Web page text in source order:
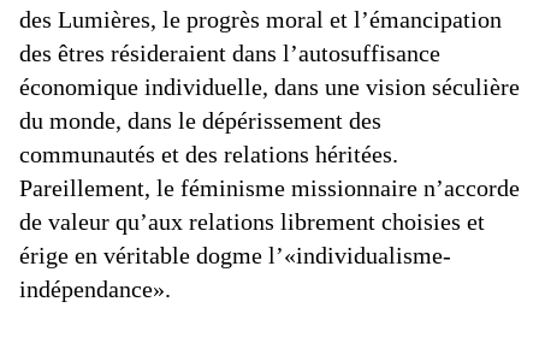
des Lumières, le progrès moral et l’émancipation
des êtres résideraient dans l’autosuffisance
économique individuelle, dans une vision séculière
du monde, dans le dépérissement des
communautés et des relations héritées.
Pareillement, le féminisme missionnaire n’accorde
de valeur qu’aux relations librement choisies et
érige en véritable dogme l’«individualisme-
indépendance».